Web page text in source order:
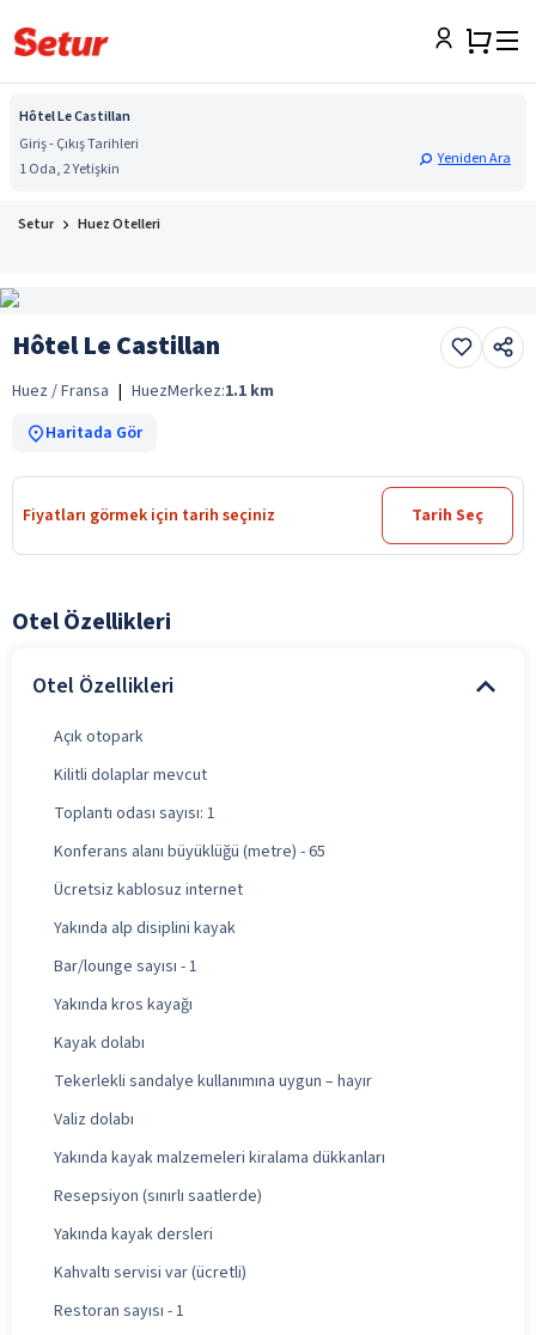
Hôtel Le Castillan
Giriş - Çıkış Tarihleri
1 Oda, 2 Yetişkin
Yeniden Ara
Setur Huez Otelleri
Hôtel Le Castillan
Huez / Fransa | HuezMerkez:1.1 km
Haritada Gör
Fiyatları görmek için tarih seçiniz Tarih Seç
Otel Özellikleri
Otel Özellikleri
Açık otopark
Kilitli dolaplar mevcut
Toplantı odası sayısı: 1
Konferans alanı büyüklüğü (metre) - 65
Ücretsiz kablosuz internet
Yakında alp disiplini kayak
Bar/lounge sayısı - 1
Yakında kros kayağı
Kayak dolabı
Tekerlekli sandalye kullanımına uygun – hayır
Valiz dolabı
Yakında kayak malzemeleri kiralama dükkanları
Resepsiyon (sınırlı saatlerde)
Yakında kayak dersleri
Kahvaltı servisi var (ücretli)
Restoran sayısı - 1